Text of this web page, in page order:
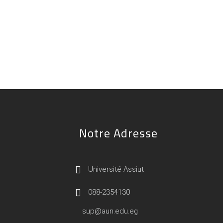
Notre Adresse
Université Assiut
088-2354130
sup@aun.edu.eg